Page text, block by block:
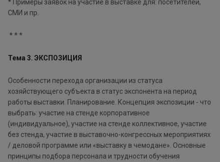
* Примеры заявок на участие в выставке для: посетителей,
СМИ и пр.
* * *
Тема 3. ЭКСПОЗИЦИЯ
Особенности перехода организации из статуса
хозяйствующего субъекта в статус экспонента на период
работы выставки. Планирование. Концепция экспозиции - что
выбрать: участие на стенде корпоративное
(индивидуальное), участие на стенде коллективное, участие
без стенда, участие в выставочно-конгрессных мероприятиях
/ деловой программе или «выставку в чемодане». Основные
принципы подбора персонала и трудности обучения